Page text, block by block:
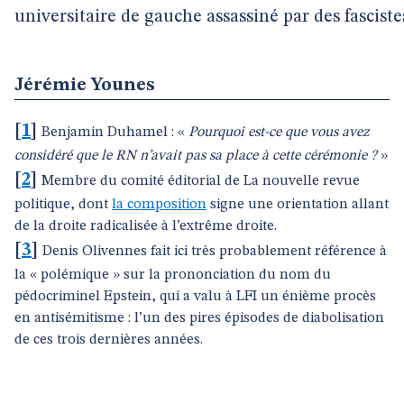
universitaire de gauche assassiné par des
Jérémie Younes
1 Benjamin Duhamel : « Pourquoi est-ce que vous avez
considéré que le RN n’avait pas sa place à cette cérémonie ?»
2
Membre du comité éditorial de La nouvelle revue
politique, dont la composition signe une orientation allant
de la droite radicalisée à l’extrême droite.
3
Denis Olivennes fait ici très probablement référence à
la « polémique » sur la prononciation du nom du
pédocriminel Epstein, qui a valu à LFI un énième procès
en antisémitisme : l’un des pires épisodes de diabolisation
de ces trois dernières années.